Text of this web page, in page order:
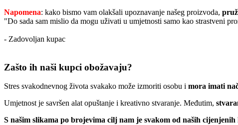
Napomena: kako bismo vam olakšali upoznavanje našeg proizvoda,
"Do sada sam mislio da mogu uživati u umjetnosti samo kao strastveni
- Zadovoljan kupac
Zašto ih naši kupci obožavaju?
Stres svakodnevnog života svakako može izmoriti osobu i mora imati
Umjetnost je savršen alat opuštanje i kreativno stvaranje. Međutim,
S našim slikama po brojevima cilj nam je svakom od naših